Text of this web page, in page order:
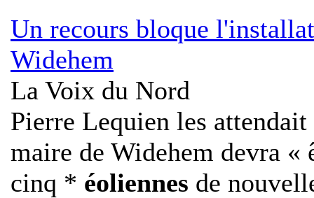
Un recours bloque
Widehem
La Voix du Nord
Pierre Lequien les
maire de Widehem devra
cinq * éoliennes de